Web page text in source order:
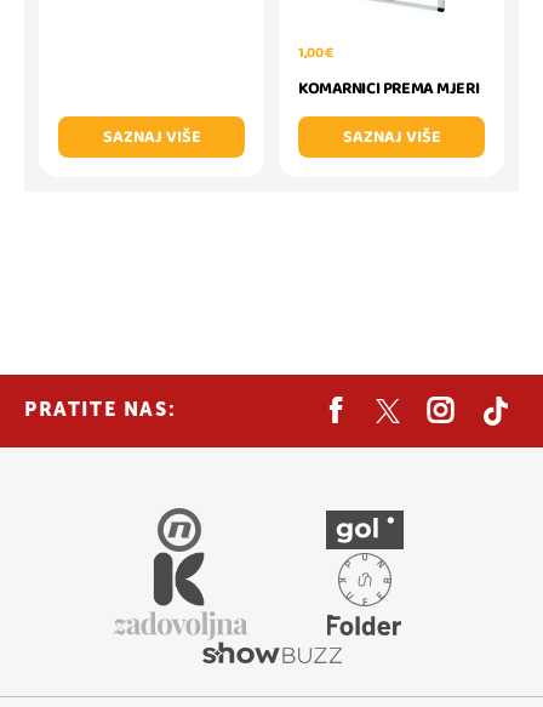
SAZNAJ VIŠE
1,00 €
KOMARNICI PREMA MJERI
SAZNAJ VIŠE
PRATITE NAS: